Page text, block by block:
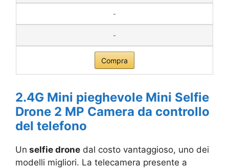
-
-
Compra
2.4G Mini pieghevole Mini Selfie
Drone 2 MP Camera da controllo
del telefono
Un selfie drone dal costo vantaggioso, uno dei
modelli migliori. La telecamera presente a